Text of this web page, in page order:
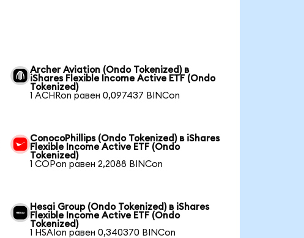
Archer Aviation (Ondo Tokenized) в
iShares Flexible Income Active ETF (Ondo
Tokenized)
1 ACHRon равен 0,097437 BINCon
ConocoPhillips (Ondo Tokenized) в iShares
Flexible Income Active ETF (Ondo
Tokenized)
1 COPon равен 2,2088 BINCon
Hesai Group (Ondo Tokenized) в iShares
Flexible Income Active ETF (Ondo
Tokenized)
1 HSAIon равен 0,340370 BINCon